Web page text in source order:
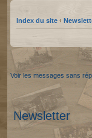
Index du site ‹
Voir les messages sans
Newsletter